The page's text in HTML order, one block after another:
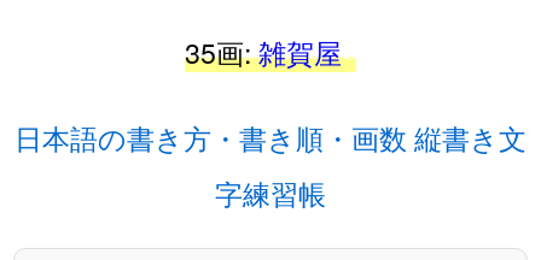
35画:雑賀屋
日本語の書き方・書き順・画数 縦書き文
字練習帳